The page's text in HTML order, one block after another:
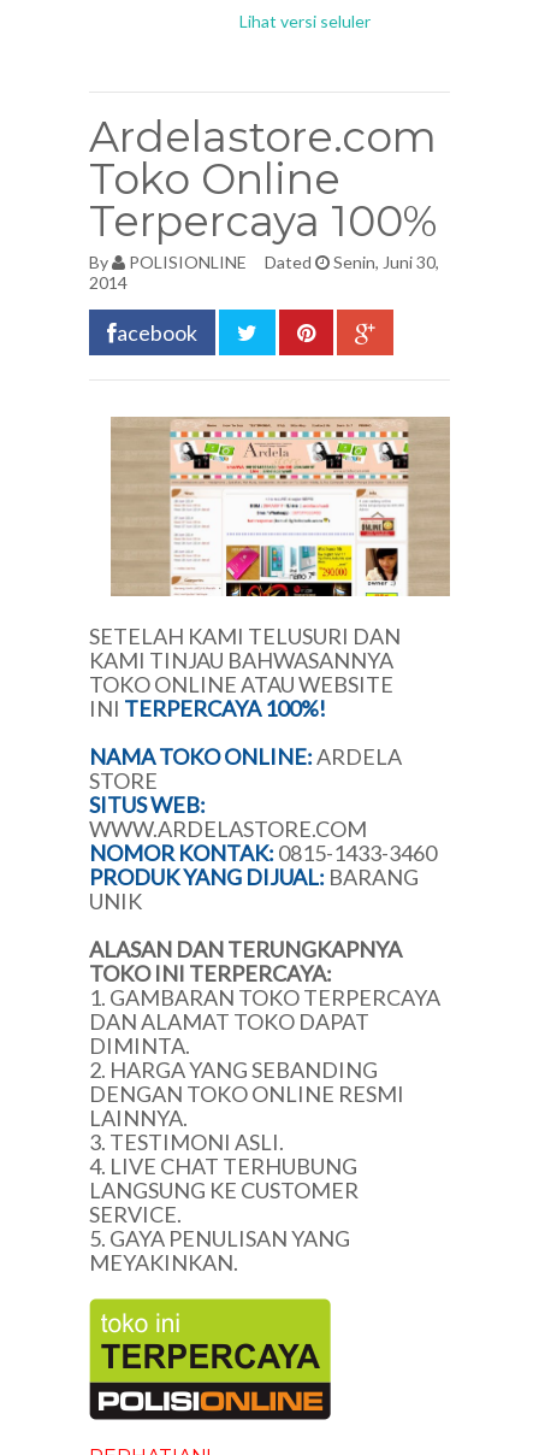
Lihat versi seluler
Ardelastore.com
Toko Online
Terpercaya 100%
By POLISIONLINE Dated
Senin, Juni 30,
2014
acebook
SETELAH KAMI TELUSURI DAN
KAMI TINJAU BAHWASANNYA
TOKO ONLINE ATAU WEBSITE
INI TERPERCAYA 100%!
NAMA TOKO ONLINE:ARDELA
STORE
SITUS WEB:
WWW.ARDELASTORE.COM
NOMOR KONTAK: 0815-1433-3460
PRODUK YANG DIJUAL: BARANG
UNIK
ALASAN DAN TERUNGKAPNYA
TOKO INI TERPERCAYA:
1. GAMBARAN TOKO TERPERCAYA
DAN ALAMAT TOKO DAPAT
DIMINTA.
2. HARGA YANG SEBANDING
DENGAN TOKO ONLINE RESMI
LAINNYA.
3. TESTIMONI ASLI.
4. LIVE CHAT TERHUBUNG
LANGSUNG KE CUSTOMER
SERVICE.
5. GAYA PENULISAN YANG
MEYAKINKAN.